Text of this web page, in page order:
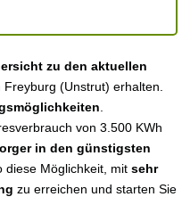
zu den aktuellen
(Unstrut) erhalten.
von 3.500 KWh
in den günstigsten
diese Möglichkeit, mit sehr
zu erreichen und starten Sie